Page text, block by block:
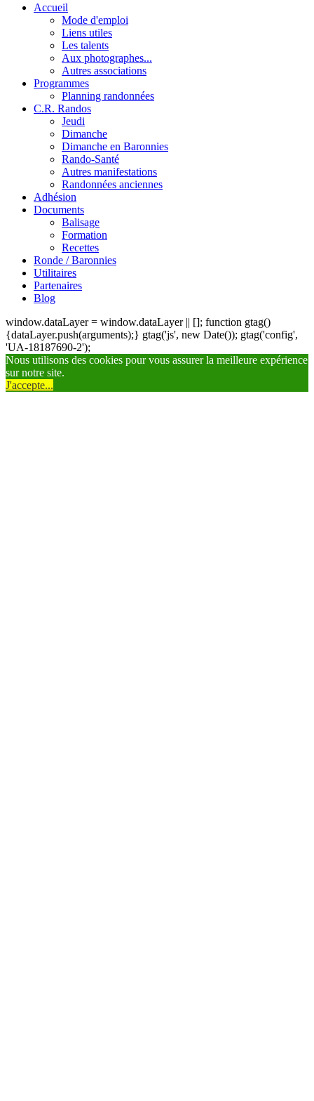
Accueil
Mode d'emploi
Liens utiles
Les talents
Aux photographes...
Autres associations
Programmes
Planning randonnées
C.R. Randos
Jeudi
Dimanche
Dimanche en Baronnies
Rando-Santé
Autres manifestations
Randonnées anciennes
Adhésion
Documents
Balisage
Formation
Recettes
Ronde / Baronnies
Utilitaires
Partenaires
Blog
window.dataLayer = window.dataLayer || []; function gtag()
{dataLayer.push(arguments);} gtag('js', new Date()); gtag('config',
'UA-18187690-2');
Nous utilisons des cookies pour vous assurer la meilleure expérience
sur notre site.
J'accepte...